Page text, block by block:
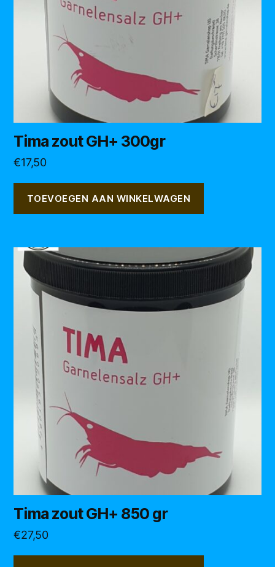
Tima zout GH+ 300gr
€17,50
TOEVOEGEN AAN WINKELWAGEN
Tima zout GH+ 850 gr
€27,50